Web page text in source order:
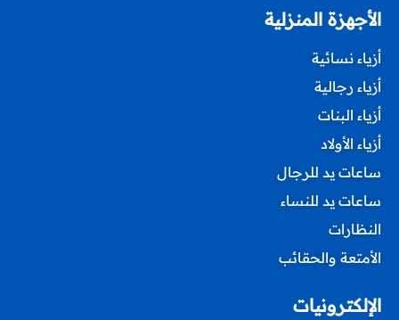
الأجهزة المنزلية
أزياء نسائية
أزياء رجالية
أزياء البنات
أزياء الأولاد
ساعات يد للرجال
ساعات يد للنساء
النظارات
الأمتعة والحقائب
الإلكترونيات